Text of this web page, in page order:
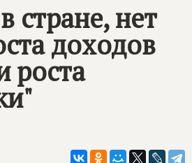
стране, нет
доходов
роста